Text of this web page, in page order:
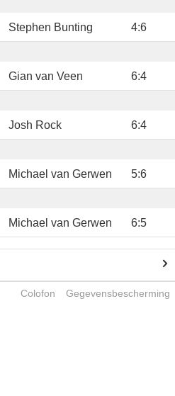
Stephen Bunting 4:6
Gian van Veen 6:4
Josh Rock 6:4
Michael van Gerwen 5:6
Michael van Gerwen 6:5
Colofon Gegevensbescherming